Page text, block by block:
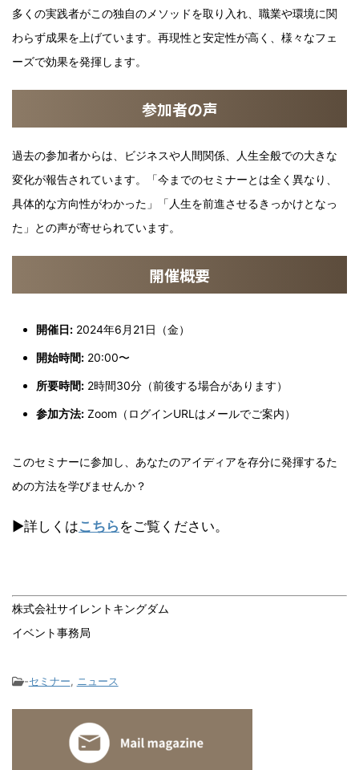
多くの実践者がこの独自のメソッドを取り入れ、職業や環境に関
わらず成果を上げています。再現性と安定性が高く、様々なフェ
ーズで効果を発揮します。
参加者の声
過去の参加者からは、ビジネスや人間関係、人生全般での大きな
変化が報告されています。「今までのセミナーとは全く異なり、
具体的な方向性がわかった」「人生を前進させるきっかけとなっ
た」との声が寄せられています。
開催概要
開催日: 2024年6月21日（金）
開始時間: 20:00〜
所要時間: 2時間30分（前後する場合があります）
参加方法: Zoom（ログインURLはメールでご案内）
このセミナーに参加し、あなたのアイディアを存分に発揮するた
めの方法を学びませんか？
▶︎詳しくはこちら をご覧ください。
株式会社サイレントキングダム
イベント事務局
-セミナー, ニュース